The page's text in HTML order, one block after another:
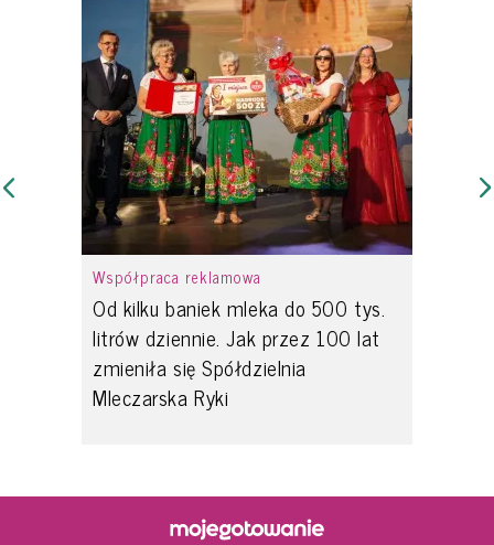
Współpraca reklamowa
Od kilku baniek mleka do 500 tys.
litrów dziennie. Jak przez 100 lat
zmieniła się Spółdzielnia
Mleczarska Ryki